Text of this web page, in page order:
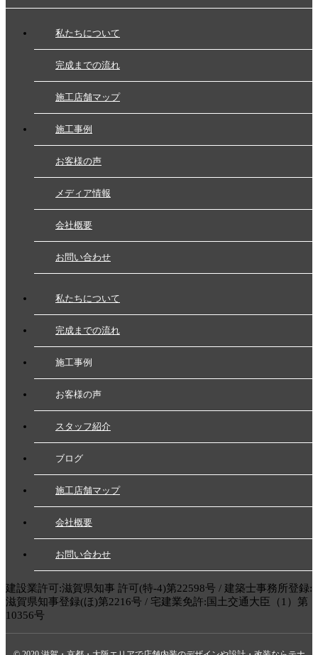
私たちについて
完成までの流れ
施工店舗マップ
施工事例
お客様の声
メディア情報
会社概要
お問い合わせ
私たちについて
完成までの流れ
施工事例
お客様の声
スタッフ紹介
ブログ
施工店舗マップ
会社概要
お問い合わせ
建設業許可:滋賀県知事 許可(特-4)第22598号 / 建築士事務所登録:
滋賀県知事登録(ほ)第2216号 / 宅建業免許:国土交通大臣（1）第
10356号